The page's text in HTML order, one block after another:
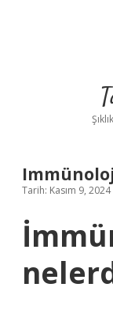
Tarih: Kasım 9, 2024